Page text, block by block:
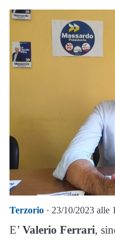
Terzorio · 23/10/2023 alle
E’ Valerio Ferrari,